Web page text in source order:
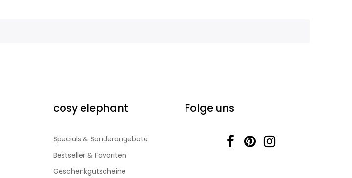
cosy elephant
Specials & Sonderangebote
Bestseller & Favoriten
Geschenkgutscheine
Folge uns